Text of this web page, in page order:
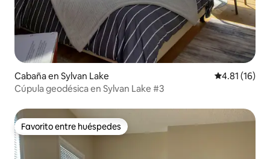
Cabaña en Sylvan Lake Calificación
4.81 (16)
Cúpula geodésica en Sylvan Lake #3
Favorito entre huéspedes
Favorito entre huéspedes